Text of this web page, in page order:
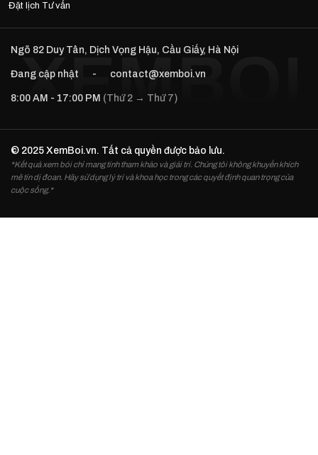
Đặt lịch Tư vấn
Ngõ 82 Duy Tân, Dịch Vọng Hậu, Cầu Giấy, Hà Nội
Đang cập nhật - contact@xemboi.vn
8:00 AM - 17:00 PM (Thứ 2 → Thứ 7)
© 2025 XemBoi.vn. Tất cả quyền được bảo lưu.
*Kết quả xem bói chỉ mang tính tham khảo và giải trí. Chúng tôi không khuyến khích
mê tín dị đoan. Hãy sử dụng lý trí và khoa học trong các quyết định quan trọng của
cuộc sống.*